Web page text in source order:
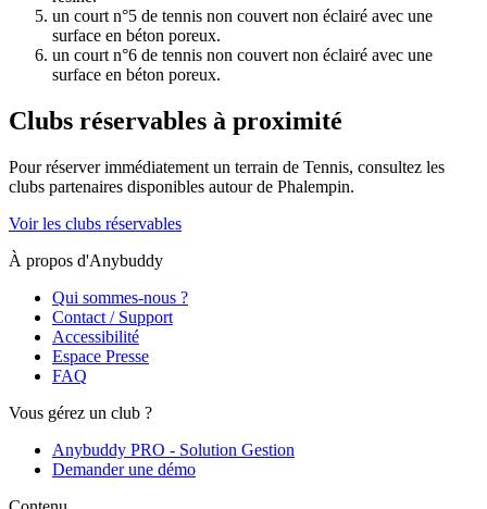
un court n°5 de tennis non couvert non éclairé avec une
surface en béton poreux.
un court n°6 de tennis non couvert non éclairé avec une
surface en béton poreux.
Clubs réservables à proximité
Pour réserver immédiatement un terrain de Tennis, consultez les
clubs partenaires disponibles autour de Phalempin.
Voir les clubs réservables
À propos d'Anybuddy
Qui sommes-nous ?
Contact / Support
Accessibilité
Espace Presse
FAQ
Vous gérez un club ?
Anybuddy PRO - Solution Gestion
Demander une démo